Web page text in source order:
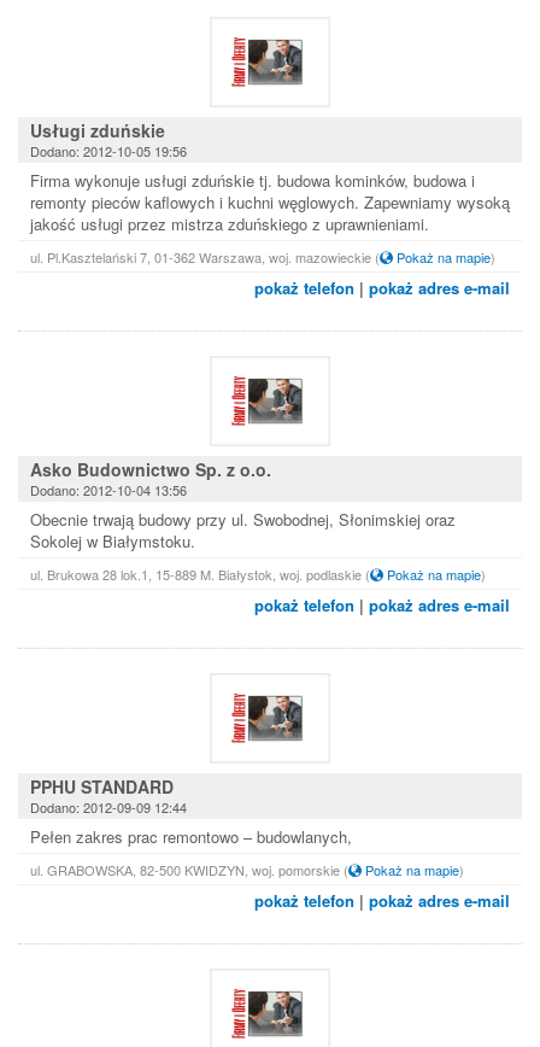
Usługi zduńskie
Dodano: 2012-10-05 19:56
Firma wykonuje usługi zduńskie tj. budowa kominków, budowa i
remonty pieców kaflowych i kuchni węglowych. Zapewniamy wysoką
jakość usługi przez mistrza zduńskiego z uprawnieniami.
ul. Pl.Kasztelański 7, 01-362 Warszawa, woj. mazowieckie ( Pokaż na mapie)
pokaż telefon | pokaż adres e-mail
Asko Budownictwo Sp. z o.o.
Dodano: 2012-10-04 13:56
Obecnie trwają budowy przy ul. Swobodnej, Słonimskiej oraz
Sokolej w Białymstoku.
ul. Brukowa 28 lok.1, 15-889 M. Białystok, woj. podlaskie ( Pokaż na mapie)
pokaż telefon | pokaż adres e-mail
PPHU STANDARD
Dodano: 2012-09-09 12:44
Pełen zakres prac remontowo – budowlanych,
ul. GRABOWSKA, 82-500 KWIDZYN, woj. pomorskie ( Pokaż na mapie)
pokaż telefon | pokaż adres e-mail